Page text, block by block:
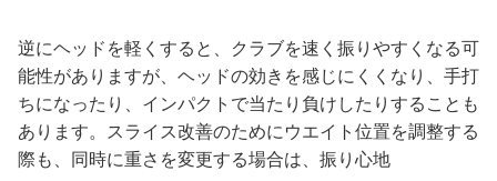
逆にヘッドを軽くすると、クラブを速く振りやすくなる可
能性がありますが、ヘッドの効きを感じにくくなり、手打
ちになったり、インパクトで当たり負けしたりすることも
あります。スライス改善のためにウエイト位置を調整する
際も、同時に重さを変更する場合は、振り心地